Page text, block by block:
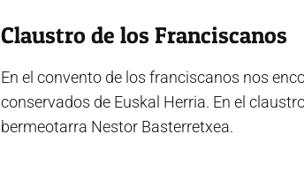
Claustro de los Franciscanos
En el convento de los franciscanos nos
conservados de Euskal Herria. En el
bermeotarra Nestor Basterretxea.